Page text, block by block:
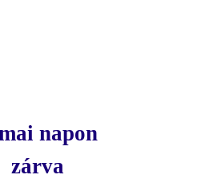
napon
zárva